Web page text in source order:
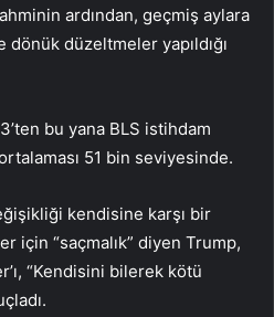
ardından, geçmiş aylara
düzeltmeler yapıldığı
bu yana BLS istihdam
51 bin seviyesinde.
kendisine karşı bir
için “saçmalık” diyen Trump,
“Kendisini bilerek kötü